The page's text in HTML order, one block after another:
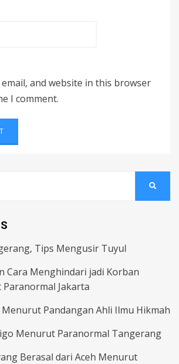
email, and website in this browser
I comment.
Tips Mengusir Tuyul
Cara Menghindari jadi Korban
Jakarta
Pandangan Ahli Ilmu Hikmah
Menurut Paranormal Tangerang
Berasal dari Aceh Menurut